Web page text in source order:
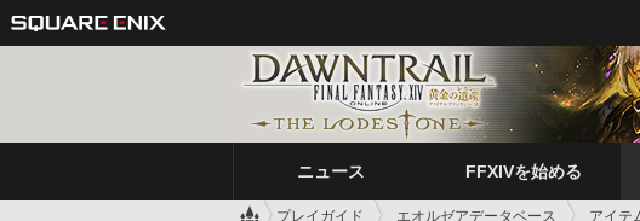
ニュース FFXIVを始める
プレイガイド エオルゼアデータベース アイテ